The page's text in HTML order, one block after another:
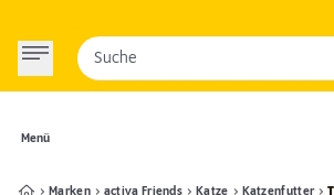
Menü
Suche
Marken activa Friends Katze Katzenfutter